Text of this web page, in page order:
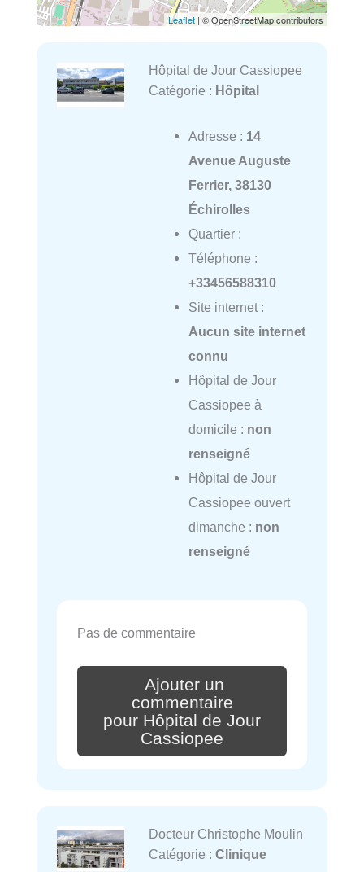
Leaflet | © OpenStreetMap contributors
Hôpital de Jour Cassiopee
Catégorie : Hôpital
Adresse : 14
Avenue Auguste
Ferrier, 38130
Échirolles
Quartier :
Téléphone :
+33456588310
Site internet :
Aucun site internet
connu
Hôpital de Jour
Cassiopee à
domicile : non
renseigné
Hôpital de Jour
Cassiopee ouvert
dimanche : non
renseigné
Pas de commentaire
Ajouter un
commentaire
pour Hôpital de Jour
Cassiopee
Docteur Christophe Moulin
Catégorie : Clinique